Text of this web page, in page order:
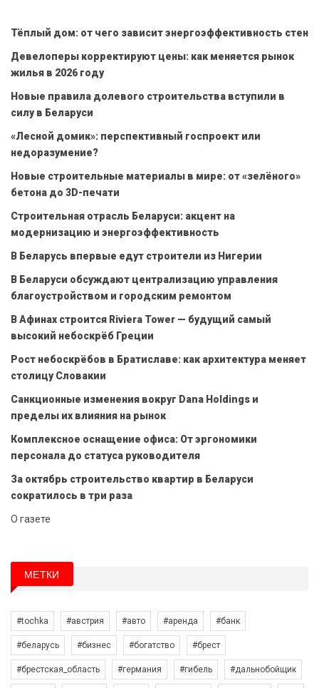
Тёплый дом: от чего зависит энергоэффективность стен
Девелоперы корректируют цены: как меняется рынок
жилья в 2026 году
Новые правила долевого строительства вступили в
силу в Беларуси
«Лесной домик»: перспективный госпроект или
недоразумение?
Новые строительные материалы в мире: от «зелёного»
бетона до 3D-печати
Строительная отрасль Беларуси: акцент на
модернизацию и энергоэффективность
В Беларусь впервые едут строители из Нигерии
В Беларуси обсуждают централизацию управления
благоустройством и городским ремонтом
В Афинах строится Riviera Tower — будущий самый
высокий небоскрёб Греции
Рост небоскрёбов в Братиславе: как архитектура меняет
столицу Словакии
Санкционные изменения вокруг Dana Holdings и
пределы их влияния на рынок
Комплексное оснащение офиса: От эргономики
персонала до статуса руководителя
За октябрь строительство квартир в Беларуси
сократилось в три раза
О газете
МЕТКИ
#tochka #австрия #авто #аренда #банк
#беларусь #бизнес #богатство #брест
#брестская_область #германия #гибель #дальнобойщик